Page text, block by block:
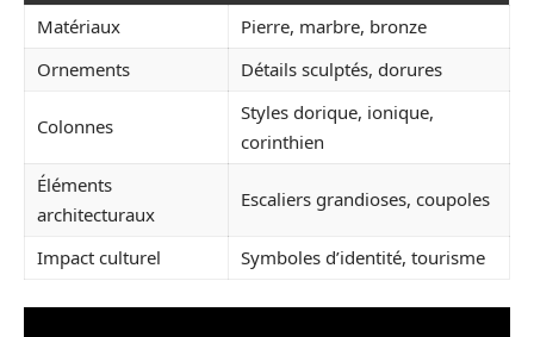
Matériaux
Pierre, marbre, bronze
Ornements
Détails sculptés, dorures
Colonnes
Styles dorique, ionique,
corinthien
Éléments
architecturaux
Escaliers grandioses, coupoles
Impact culturel Symboles d’identité, tourisme